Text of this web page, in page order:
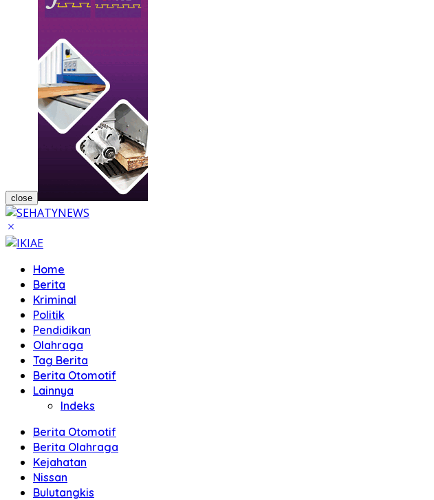
close
Home
Berita
Kriminal
Politik
Pendidikan
Olahraga
Tag Berita
Berita Otomotif
Lainnya
Indeks
Berita Otomotif
Berita Olahraga
Kejahatan
Nissan
Bulutangkis